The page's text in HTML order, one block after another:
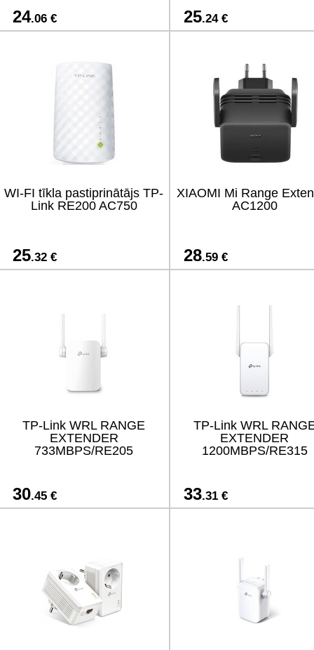
24.06 € 25.24 €
WI-FI tīkla pastiprinātājs TP-
Link RE200 AC750
25.32 €
XIAOMI Mi Range
AC1200
28.59 €
TP-Link WRL RANGE
EXTENDER
733MBPS/RE205
30.45 €
TP-Link WRL
EXTENDER
1200MBPS/RE315
33.31 €